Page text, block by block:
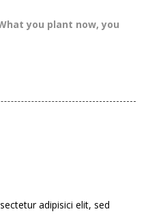
you plant now, you
adipisici elit, sed